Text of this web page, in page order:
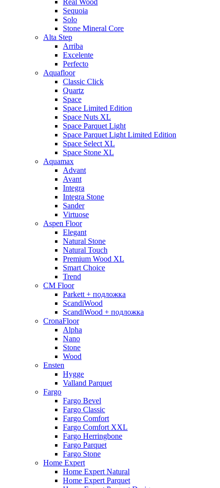
Real Wood
Sequoia
Solo
Stone Mineral Core
Alta Step
Arriba
Excelente
Perfecto
Aquafloor
Classic Click
Quartz
Space
Space Limited Edition
Space Nuts XL
Space Parquet Light
Space Parquet Light Limited Edition
Space Select XL
Space Stone XL
Aquamax
Advant
Avant
Integra
Integra Stone
Sander
Virtuose
Aspen Floor
Elegant
Natural Stone
Natural Touch
Premium Wood XL
Smart Choice
Trend
CM Floor
Parkett + подложка
ScandiWood
ScandiWood + подложка
CronaFloor
Alpha
Nano
Stone
Wood
Ensten
Hygge
Valland Parquet
Fargo
Fargo Bevel
Fargo Classic
Fargo Comfort
Fargo Comfort XXL
Fargo Herringbone
Fargo Parquet
Fargo Stone
Home Expert
Home Expert Natural
Home Expert Parquet